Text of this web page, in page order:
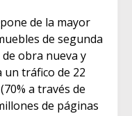
de la mayor
de segunda
obra nueva y
un tráfico de 22
a través de
de páginas